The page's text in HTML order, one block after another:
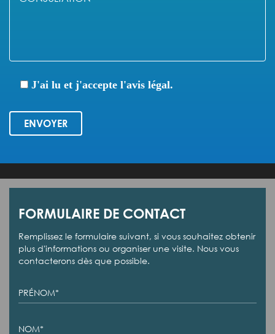
J'ai lu et j'accepte l'avis légal.
ENVOYER
FORMULAIRE DE CONTACT
Remplissez le formulaire suivant, si vous souhaitez obtenir
plus d'informations ou organiser une visite. Nous vous
contacterons dès que possible.